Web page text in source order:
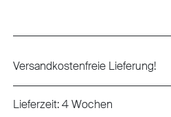
Versandkostenfreie Lieferung!
Lieferzeit: 4 Wochen